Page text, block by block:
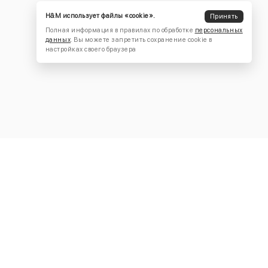
H&M использует файлы «cookie».
Принять
Полная информация в правилах по обработке персональных
данных. Вы можете запретить сохранение cookie в
настройках своего браузера